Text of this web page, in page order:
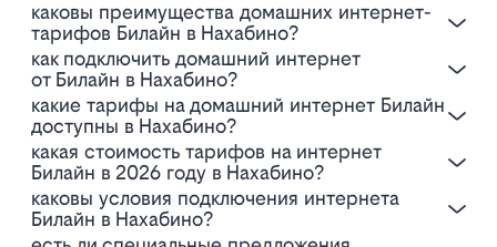
Каковы преимущества домашних интернет-
тарифов Билайн в Нахабино?
Как подключить домашний интернет
от Билайн в Нахабино?
Какие тарифы на домашний интернет Билайн
доступны в Нахабино?
Какая стоимость тарифов на интернет
Билайн в 2026 году в Нахабино?
Каковы условия подключения интернета
Билайн в Нахабино?